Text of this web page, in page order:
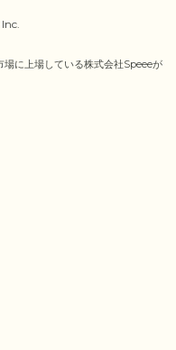
に上場している株式会社Speeeが